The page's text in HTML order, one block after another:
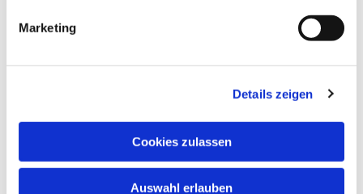
Marketing
Details zeigen
Cookies zulassen
Auswahl erlauben